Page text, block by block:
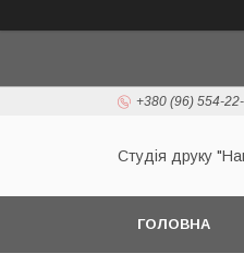
+380 (96) 554-
Студія друку
ГОЛОВНА